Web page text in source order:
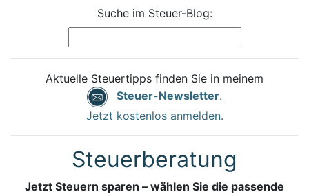
Suche im Steuer-Blog:
Aktuelle Steuertipps finden Sie in meinem
Steuer-Newsletter.
Jetzt kostenlos anmelden.
Steuerberatung
Jetzt Steuern sparen – wählen Sie die passende